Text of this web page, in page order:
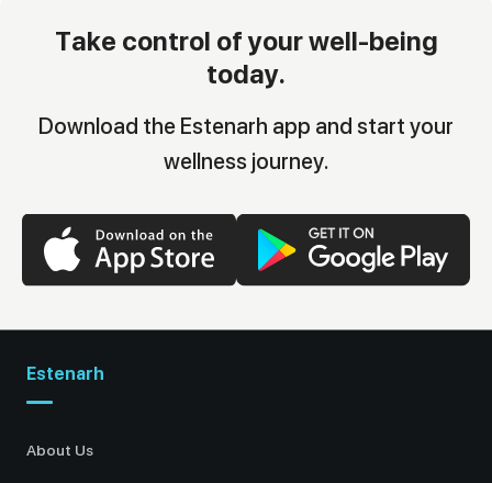
Take control of your well-being
today.
Download the Estenarh app and start your
wellness journey.
Estenarh
About Us